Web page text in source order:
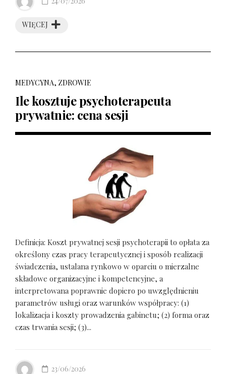
WIĘCEJ
MEDYCYNA, ZDROWIE
Ile kosztuje psychoterapeuta
prywatnie: cena sesji
Definicja: Koszt prywatnej sesji psychoterapii to opłata za
określony czas pracy terapeutycznej i sposób realizacji
świadczenia, ustalana rynkowo w oparciu o mierzalne
składowe organizacyjne i kompetencyjne, a
interpretowana poprawnie dopiero po uwzględnieniu
parametrów usługi oraz warunków współpracy: (1)
lokalizacja i koszty prowadzenia gabinetu; (2) forma oraz
czas trwania sesji; (3)...
23/06/2026